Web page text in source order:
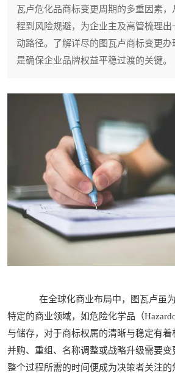
瓦卢危化品商标变更周期的多重因素
程到风险规避，为企业主及高管梳理
动路径。了解详尽的图瓦卢商标变更办
是确保企业品牌权益平稳过渡的关键。
在全球化商业布局中，图瓦卢虽
特定的商业领域，如危险化学品（
与储存，对于商标权属的清晰与稳定有着
并购、重组、名称调整或战略升级需要变
整个过程所需的时间便成为决策者关注